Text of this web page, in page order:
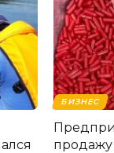
БИЗНЕС
продажу